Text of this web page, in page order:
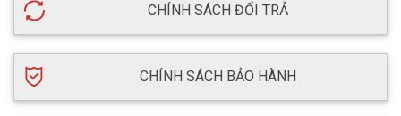
CHÍNH SÁCH ĐỔI TRẢ
CHÍNH SÁCH BẢO HÀNH